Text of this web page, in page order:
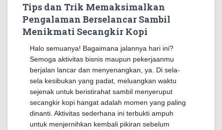
Tips dan Trik Memaksimalkan
Pengalaman Berselancar Sambil
Menikmati Secangkir Kopi
Halo semuanya! Bagaimana jalannya hari ini?
Semoga aktivitas bisnis maupun pekerjaanmu
berjalan lancar dan menyenangkan, ya. Di sela-
sela kesibukan yang padat, meluangkan waktu
sejenak untuk beristirahat sambil menyeruput
secangkir kopi hangat adalah momen yang paling
dinanti. Aktivitas sederhana ini terbukti ampuh
untuk menjernihkan kembali pikiran sebelum